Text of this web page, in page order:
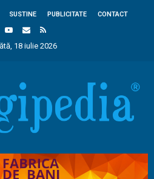
SUSTINE PUBLICITATE CONTACT
18 iulie 2026